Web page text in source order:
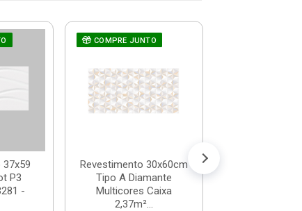
P3
-
COMPRE JUNTO
Revestimento 30x60cm
Tipo A Diamante
Multicores Caixa
2,37m²...